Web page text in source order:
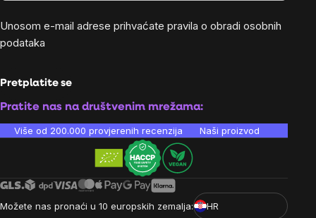
Unosom e-mail adrese prihvaćate pravila o obradi osobnih
podataka
Pretplatite se
Pratite nas na društvenim mrežama:
Više od 200.000 provjerenih recenzija Naši proizvodi su
Možete nas pronaći u 10 europskih zemalja: HR